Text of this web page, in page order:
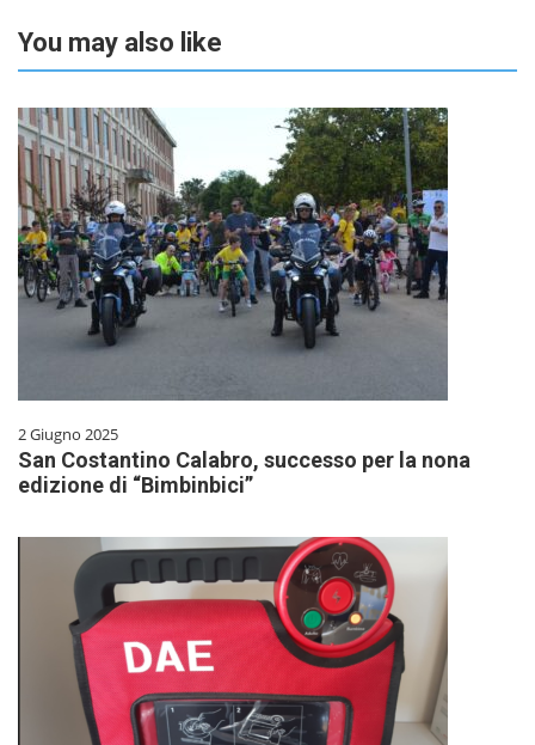
You may also like
2 Giugno 2025
San Costantino Calabro, successo per la nona
edizione di “Bimbinbici”